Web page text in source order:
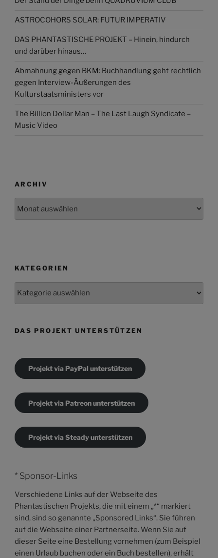
ASTROCOHORS SOLAR: FUTUR IMPERATIV
DAS PHANTASTISCHE PROJEKT – Hinein, hindurch
und darüber hinaus…
Abmahnung gegen BKM: Buchhandlung geht rechtlich
gegen Interview-Äußerungen des
Kulturstaatsministers vor
The Billion Dollar Man – The Last Laugh Syndicate –
Music Video
ARCHIV
KATEGORIEN
DAS PROJEKT UNTERSTÜTZEN
Projekt via PayPal unterstützen
Projekt via Patreon unterstützen
Projekt via Steady unterstützen
* Sponsor-Links
Verschiedene Links auf der Webseite des
Phantastischen Projekts, die mit einem „*“ markiert
sind, sind so genannte „Sponsored Links“. Sie führen
auf die Webseite einer Partnerseite. Wenn Sie auf
dieser Seite eine Bestellung vornehmen (zum Beispiel
einen Urlaub buchen oder ein Buch bestellen), erhält